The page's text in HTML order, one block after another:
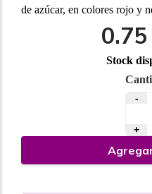
de azúcar, en colores rojo y
Stock
-
+